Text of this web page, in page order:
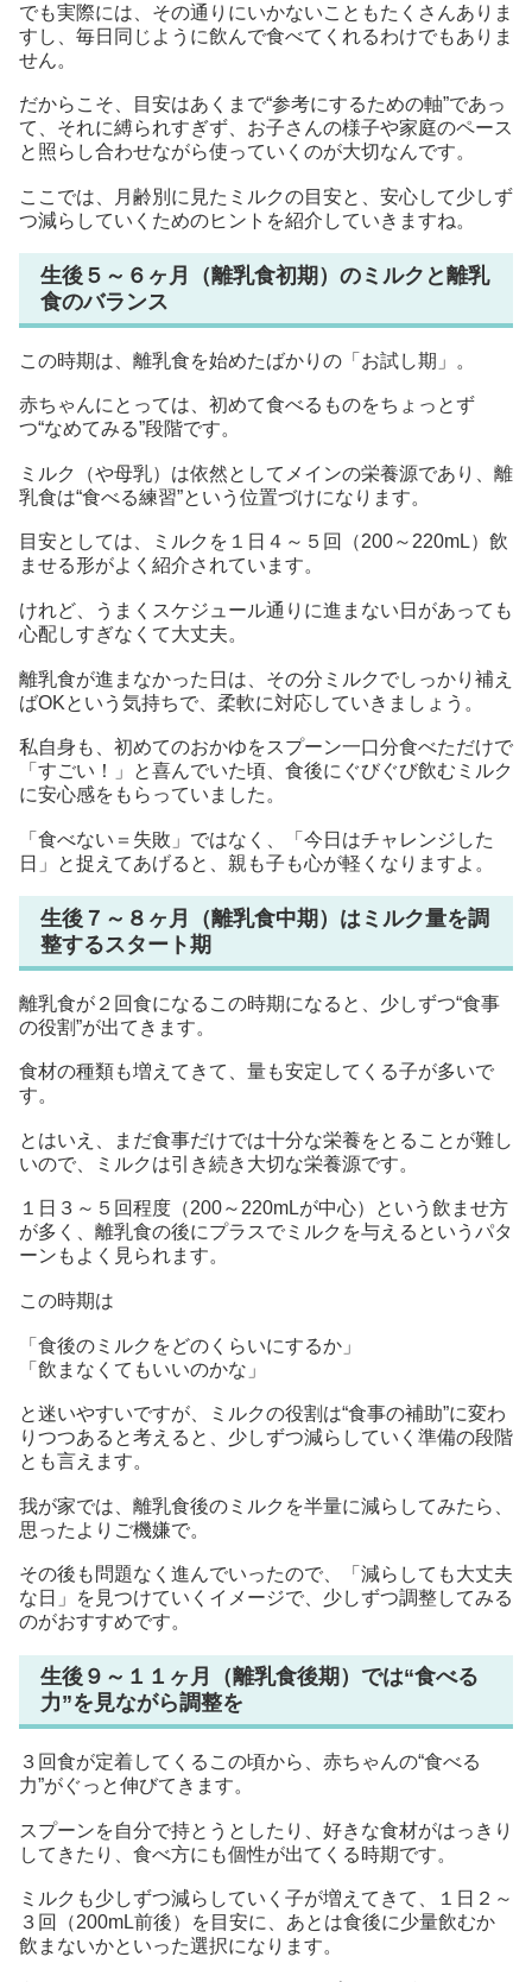
でも実際には、その通りにいかないこともたくさんありま
すし、毎日同じように飲んで食べてくれるわけでもありま
せん。
だからこそ、目安はあくまで“参考にするための軸”であっ
て、それに縛られすぎず、お子さんの様子や家庭のペース
と照らし合わせながら使っていくのが大切なんです。
ここでは、月齢別に見たミルクの目安と、安心して少しず
つ減らしていくためのヒントを紹介していきますね。
生後５～６ヶ月（離乳食初期）のミルクと離乳
食のバランス
この時期は、離乳食を始めたばかりの「お試し期」。
赤ちゃんにとっては、初めて食べるものをちょっとず
つ“なめてみる”段階です。
ミルク（や母乳）は依然としてメインの栄養源であり、離
乳食は“食べる練習”という位置づけになります。
目安としては、ミルクを１日４～５回（200～220mL）飲
ませる形がよく紹介されています。
けれど、うまくスケジュール通りに進まない日があっても
心配しすぎなくて大丈夫。
離乳食が進まなかった日は、その分ミルクでしっかり補え
ばOKという気持ちで、柔軟に対応していきましょう。
私自身も、初めてのおかゆをスプーン一口分食べただけで
「すごい！」と喜んでいた頃、食後にぐびぐび飲むミルク
に安心感をもらっていました。
「食べない＝失敗」ではなく、「今日はチャレンジした
日」と捉えてあげると、親も子も心が軽くなりますよ。
生後７～８ヶ月（離乳食中期）はミルク量を調
整するスタート期
離乳食が２回食になるこの時期になると、少しずつ“食事
の役割”が出てきます。
食材の種類も増えてきて、量も安定してくる子が多いで
す。
とはいえ、まだ食事だけでは十分な栄養をとることが難し
いので、ミルクは引き続き大切な栄養源です。
１日３～５回程度（200～220mLが中心）という飲ませ方
が多く、離乳食の後にプラスでミルクを与えるというパタ
ーンもよく見られます。
この時期は
「食後のミルクをどのくらいにするか」
「飲まなくてもいいのかな」
と迷いやすいですが、ミルクの役割は“食事の補助”に変わ
りつつあると考えると、少しずつ減らしていく準備の段階
とも言えます。
我が家では、離乳食後のミルクを半量に減らしてみたら、
思ったよりご機嫌で。
その後も問題なく進んでいったので、「減らしても大丈夫
な日」を見つけていくイメージで、少しずつ調整してみる
のがおすすめです。
生後９～１１ヶ月（離乳食後期）では“食べる
力”を見ながら調整を
３回食が定着してくるこの頃から、赤ちゃんの“食べる
力”がぐっと伸びてきます。
スプーンを自分で持とうとしたり、好きな食材がはっきり
してきたり、食べ方にも個性が出てくる時期です。
ミルクも少しずつ減らしていく子が増えてきて、１日２～
３回（200mL前後）を目安に、あとは食後に少量飲むか
飲まないかといった選択になります。